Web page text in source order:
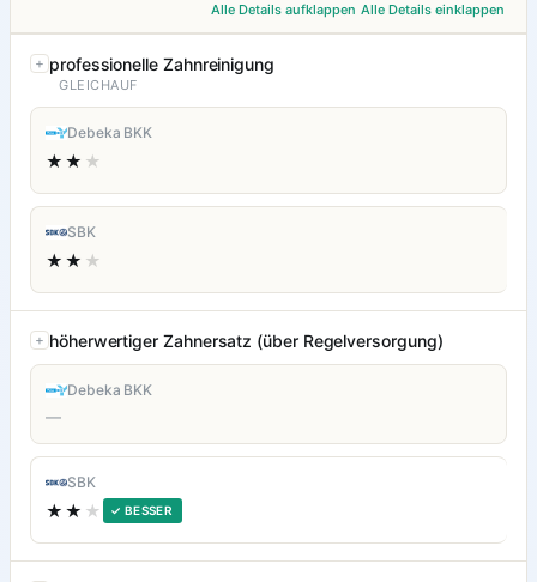
Alle Details aufklappen Alle Details einklappen
professionelle Zahnreinigung
GLEICHAUF
Debeka BKK
★★ ★
SBK
★★ ★
höherwertiger Zahnersatz (über Regelversorgung)
Debeka BKK
—
SBK
★★ ★ ✓ BESSER